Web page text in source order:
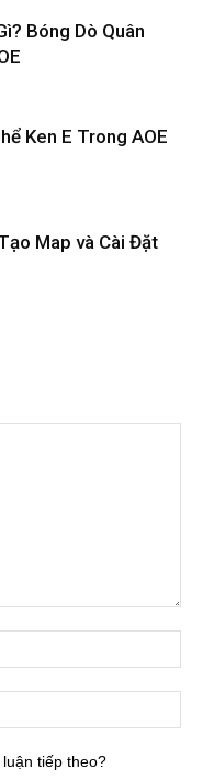
Bóng Dò Quân
Ken E Trong AOE
Map và Cài Đặt
tiếp theo?